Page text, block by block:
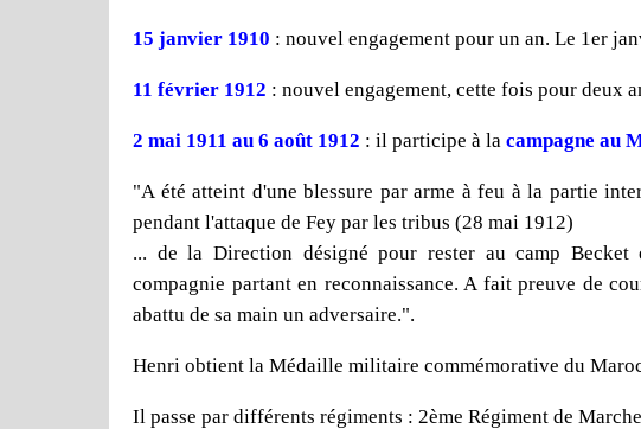
15 janvier 1910 : nouvel engagement pour un an. Le 1er
11 février 1912 : nouvel engagement, cette fois pour deux
2 mai 1911 au 6 août 1912 : il participe à la campagne au
"A été atteint d'une blessure par arme à feu à la partie
pendant l'attaque de Fey par les tribus (28 mai 1912)
... de la Direction désigné pour rester au camp Becket
compagnie partant en reconnaissance. A fait preuve de
abattu de sa main un adversaire.".
Henri obtient la Médaille militaire commémorative du
Il passe par différents régiments : 2ème Régiment de